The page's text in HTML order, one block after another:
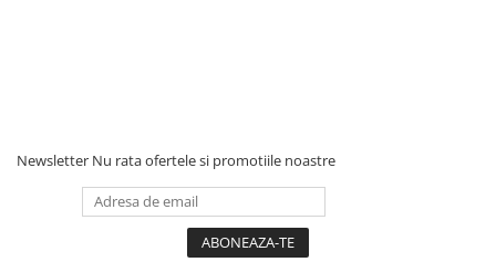
Newsletter Nu rata ofertele si promotiile noastre